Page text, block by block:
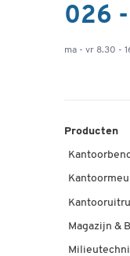
026
ma - vr 8.30 -
Producten
Magazijn &